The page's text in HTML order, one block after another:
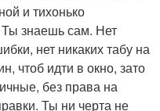
и тихонько
знаешь сам. Нет
нет никаких табу на
чтоб идти в окно, зато
без права на
Ты ни черта не